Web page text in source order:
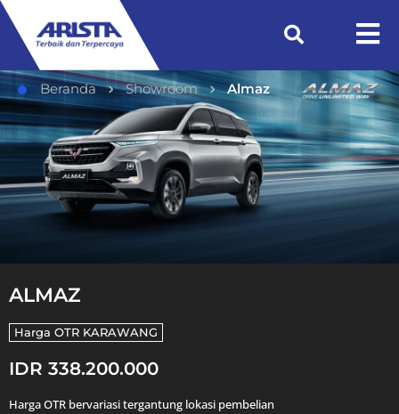
Beranda Showroom Almaz
ALMAZ
Harga OTR KARAWANG
IDR 338.200.000
Harga OTR bervariasi tergantung lokasi pembelian